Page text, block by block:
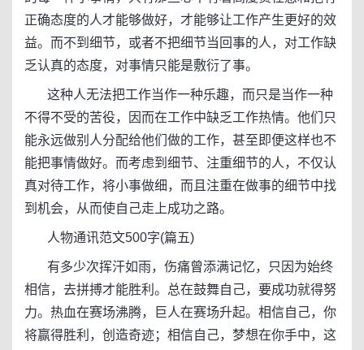
正确态度的人才能够做好，才能够让工作产生更好的效
益。而不到细节，或者不把细节当回事的人，对工作缺
乏认真的态度，对事情只能是敷衍了事。
这种人无法把工作当作一种乐趣，而只是当作一种
不得不受的苦役，因而在工作中缺乏工作热情。他们只
能永远做别人分配给他们做的工作，甚至即便这样也不
能把事情做好。而考虑到细节、注重细节的人，不仅认
真对待工作，将小事做细，而且注重在做事的细节中找
到机会，从而使自己走上成功之路。
人物通讯范文500字(篇五)
有多少次挥汗如雨，伤痛曾添满记忆，只因为始终
相信，去拼搏才能胜利。总在鼓舞自己，要成功就得努
力。热血在赛场沸腾，巨人在赛场升起。相信自己，你
将赢得胜利，创造奇迹；相信自己，梦想在你手中，这